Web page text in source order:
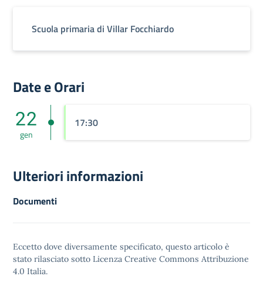
Scuola primaria di Villar Focchiardo
Date e Orari
22
gen
17:30
Ulteriori informazioni
Documenti
Eccetto dove diversamente specificato, questo articolo è
stato rilasciato sotto Licenza Creative Commons Attribuzione
4.0 Italia.